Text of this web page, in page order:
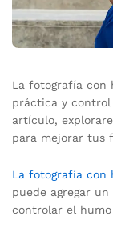
La fotografía con
práctica y control
artículo,
para mejorar tus
La fotografía con
puede agregar
controlar el